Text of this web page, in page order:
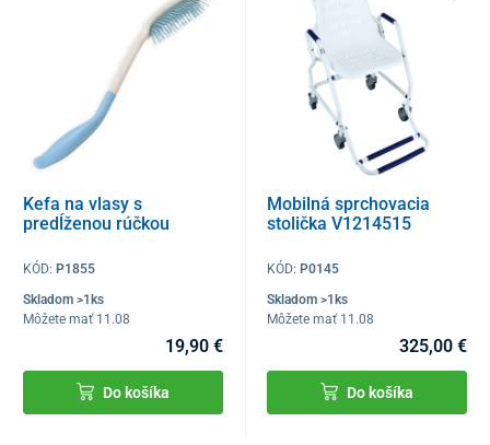
Kefa na vlasy s
predĺženou rúčkou
KÓD: P1855
Skladom >1ks
Môžete mať 11.08
19,90 €
Do košíka
Mobilná sprchovacia
stolička V1214515
KÓD: P0145
Skladom >1ks
Môžete mať 11.08
325,00 €
Do košíka